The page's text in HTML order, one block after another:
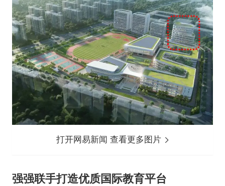
打开网易新闻 查看更多图片
强强联手打造优质国际教育平台